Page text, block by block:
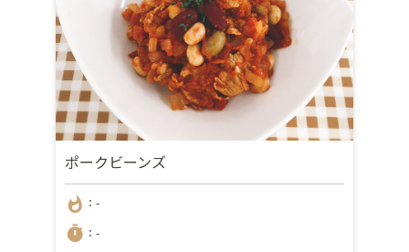
ポークビーンズ
whatshot ：-
timer ：-